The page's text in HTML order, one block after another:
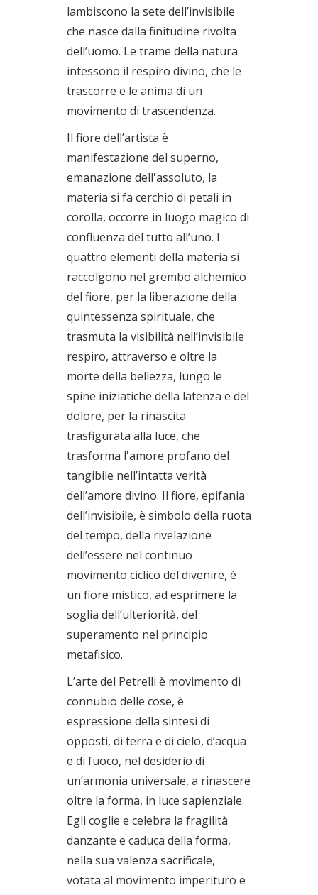
lambiscono la sete dell’invisibile
che nasce dalla finitudine rivolta
dell’uomo. Le trame della natura
intessono il respiro divino, che le
trascorre e le anima di un
movimento di trascendenza.
Il fiore dell’artista è
manifestazione del superno,
emanazione dell'assoluto, la
materia si fa cerchio di petali in
corolla, occorre in luogo magico di
confluenza del tutto all’uno. I
quattro elementi della materia si
raccolgono nel grembo alchemico
del fiore, per la liberazione della
quintessenza spirituale, che
trasmuta la visibilità nell’invisibile
respiro, attraverso e oltre la
morte della bellezza, lungo le
spine iniziatiche della latenza e del
dolore, per la rinascita
trasfigurata alla luce, che
trasforma l'amore profano del
tangibile nell’intatta verità
dell’amore divino. Il fiore, epifania
dell’invisibile, è simbolo della ruota
del tempo, della rivelazione
dell’essere nel continuo
movimento ciclico del divenire, è
un fiore mistico, ad esprimere la
soglia dell’ulteriorità, del
superamento nel principio
metafisico.
L’arte del Petrelli è movimento di
connubio delle cose, è
espressione della sintesi di
opposti, di terra e di cielo, d’acqua
e di fuoco, nel desiderio di
un’armonia universale, a rinascere
oltre la forma, in luce sapienziale.
Egli coglie e celebra la fragilità
danzante e caduca della forma,
nella sua valenza sacrificale,
votata al movimento imperituro e